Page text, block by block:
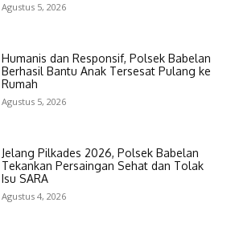
Agustus 5, 2026
Humanis dan Responsif, Polsek Babelan
Berhasil Bantu Anak Tersesat Pulang ke
Rumah
Agustus 5, 2026
Jelang Pilkades 2026, Polsek Babelan
Tekankan Persaingan Sehat dan Tolak
Isu SARA
Agustus 4, 2026